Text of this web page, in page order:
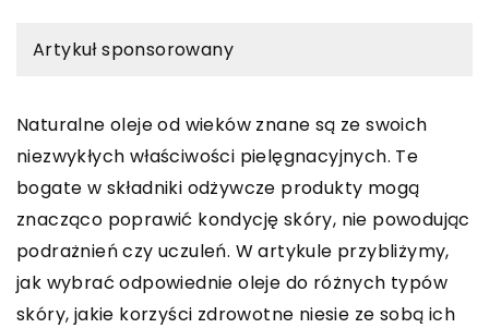
Artykuł sponsorowany
Naturalne oleje od wieków znane są ze swoich
niezwykłych właściwości pielęgnacyjnych. Te
bogate w składniki odżywcze produkty mogą
znacząco poprawić kondycję skóry, nie powodując
podrażnień czy uczuleń. W artykule przybliżymy,
jak wybrać odpowiednie oleje do różnych typów
skóry, jakie korzyści zdrowotne niesie ze sobą ich